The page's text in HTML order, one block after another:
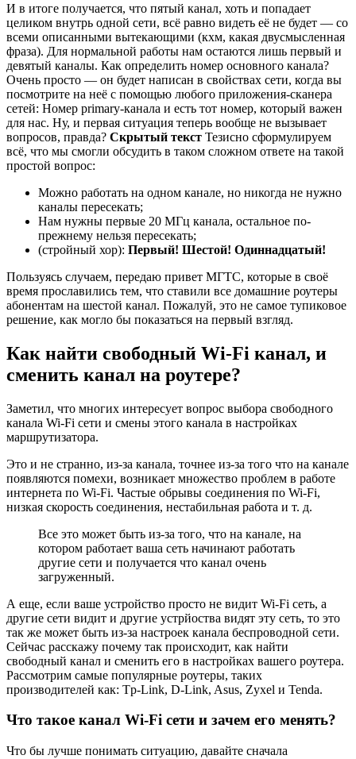
И в итоге получается, что пятый канал, хоть и попадает
целиком внутрь одной сети, всё равно видеть её не будет — со
всеми описанными вытекающими (кхм, какая двусмысленная
фраза). Для нормальной работы нам остаются лишь первый и
девятый каналы. Как определить номер основного канала?
Очень просто — он будет написан в свойствах сети, когда вы
посмотрите на неё с помощью любого приложения-сканера
сетей: Номер primary-канала и есть тот номер, который важен
для нас. Ну, и первая ситуация теперь вообще не вызывает
вопросов, правда? Скрытый текст Тезисно сформулируем
всё, что мы смогли обсудить в таком сложном ответе на такой
простой вопрос:
Можно работать на одном канале, но никогда не нужно
каналы пересекать;
Нам нужны первые 20 МГц канала, остальное по-
прежнему нельзя пересекать;
(стройный хор): Первый! Шестой! Одиннадцатый!
Пользуясь случаем, передаю привет МГТС, которые в своё
время прославились тем, что ставили все домашние роутеры
абонентам на шестой канал. Пожалуй, это не самое тупиковое
решение, как могло бы показаться на первый взгляд.
Как найти свободный Wi-Fi канал, и
сменить канал на роутере?
Заметил, что многих интересует вопрос выбора свободного
канала Wi-Fi сети и смены этого канала в настройках
маршрутизатора.
Это и не странно, из-за канала, точнее из-за того что на канале
появляются помехи, возникает множество проблем в работе
интернета по Wi-Fi. Частые обрывы соединения по Wi-Fi,
низкая скорость соединения, нестабильная работа и т. д.
Все это может быть из-за того, что на канале, на
котором работает ваша сеть начинают работать
другие сети и получается что канал очень
загруженный.
А еще, если ваше устройство просто не видит Wi-Fi сеть, а
другие сети видит и другие устрйоства видят эту сеть, то это
так же может быть из-за настроек канала беспроводной сети.
Сейчас расскажу почему так происходит, как найти
свободный канал и сменить его в настройках вашего роутера.
Рассмотрим самые популярные роутеры, таких
производителей как: Tp-Link, D-Link, Asus, Zyxel и Tenda.
Что такое канал Wi-Fi сети и зачем его менять?
Что бы лучше понимать ситуацию, давайте сначала